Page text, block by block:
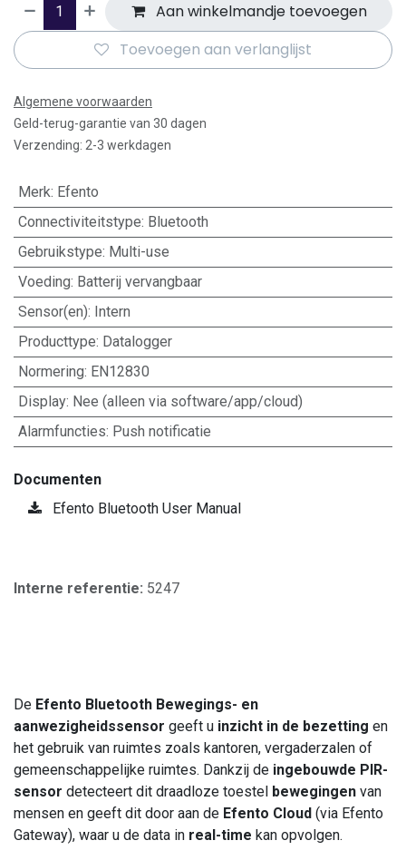
Aan winkelmandje toevoegen
Toevoegen aan verlanglijst
Algemene voorwaarden
Geld-terug-garantie van 30 dagen
Verzending: 2-3 werkdagen
Merk: Efento
Connectiviteitstype: Bluetooth
Gebruikstype: Multi-use
Voeding: Batterij vervangbaar
Sensor(en): Intern
Producttype: Datalogger
Normering: EN12830
Display: Nee (alleen via software/app/cloud)
Alarmfuncties: Push notificatie
Documenten
Efento Bluetooth User Manual
Interne referentie: 5247
De Efento Bluetooth Bewegings- en
aanwezigheidssensor geeft u inzicht in de bezetting en
het gebruik van ruimtes zoals kantoren, vergaderzalen of
gemeenschappelijke ruimtes. Dankzij de ingebouwde PIR-
sensor detecteert dit draadloze toestel bewegingen van
mensen en geeft dit door aan de Efento Cloud (via Efento
Gateway), waar u de data in real-time kan opvolgen.